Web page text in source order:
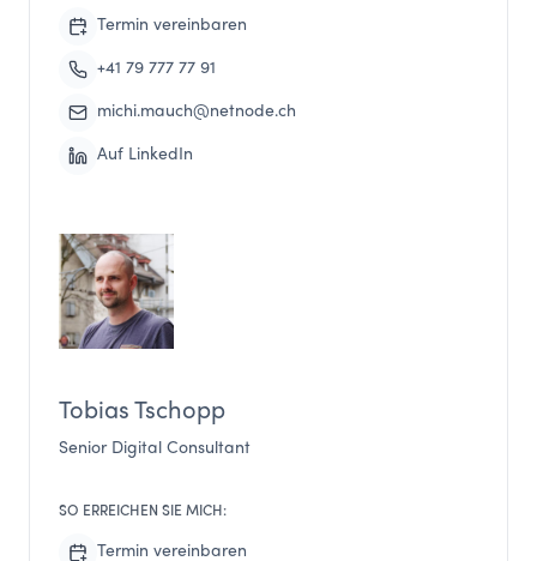
Termin vereinbaren
+41 79 777 77 91
michi.mauch@netnode.ch
Auf LinkedIn
Tobias Tschopp
Senior Digital Consultant
SO ERREICHEN SIE MICH:
Termin vereinbaren